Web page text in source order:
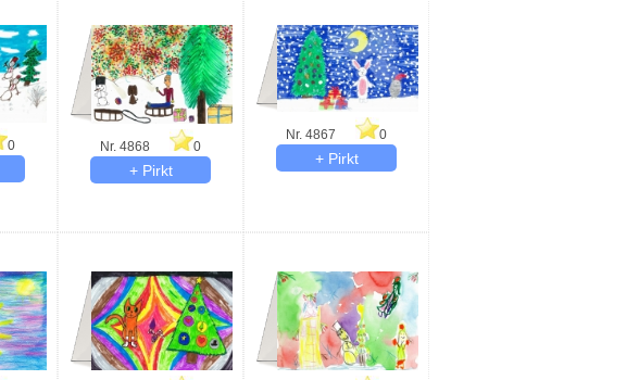
0 Nr. 4868 0
Nr. 4867 0